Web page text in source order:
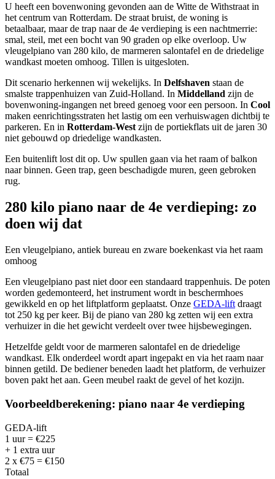
U heeft een bovenwoning gevonden aan de Witte de Withstraat in
het centrum van Rotterdam. De straat bruist, de woning is
betaalbaar, maar de trap naar de 4e verdieping is een nachtmerrie:
smal, steil, met een bocht van 90 graden op elke overloop. Uw
vleugelpiano van 280 kilo, de marmeren salontafel en de driedelige
wandkast moeten omhoog. Tillen is uitgesloten.
Dit scenario herkennen wij wekelijks. In Delfshaven staan de
smalste trappenhuizen van Zuid-Holland. In Middelland zijn de
bovenwoning-ingangen net breed genoeg voor een persoon. In Cool
maken eenrichtingsstraten het lastig om een verhuiswagen dichtbij te
parkeren. En in Rotterdam-Westzijn de portiekflats uit de jaren 30
niet gebouwd op driedelige wandkasten.
Een buitenlift lost dit op. Uw spullen gaan via het raam of balkon
naar binnen. Geen trap, geen beschadigde muren, geen gebroken
rug.
280 kilo piano naar de 4e verdieping: zo
doen wij dat
Een vleugelpiano, antiek bureau en zware boekenkast via het raam
omhoog
Een vleugelpiano past niet door een standaard trappenhuis. De poten
worden gedemonteerd, het instrument wordt in beschermhoes
gewikkeld en op het liftplatform geplaatst. Onze GEDA-lift draagt
tot 250 kg per keer. Bij de piano van 280 kg zetten wij een extra
verhuizer in die het gewicht verdeelt over twee hijsbewegingen.
Hetzelfde geldt voor de marmeren salontafel en de driedelige
wandkast. Elk onderdeel wordt apart ingepakt en via het raam naar
binnen getild. De bediener beneden laadt het platform, de verhuizer
boven pakt het aan. Geen meubel raakt de gevel of het kozijn.
Voorbeeldberekening: piano naar 4e verdieping
GEDA-lift
1 uur = €225
+ 1 extra uur
2 x €75 = €150
Totaal